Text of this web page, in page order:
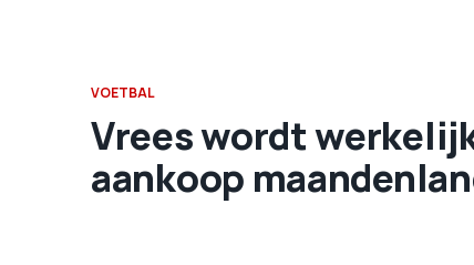
VOETBAL
Vrees wordt
aankoop